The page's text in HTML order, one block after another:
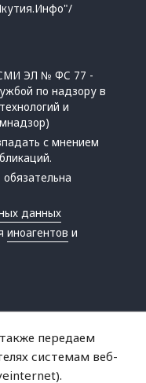
СМИ ЭЛ № ФС 77 -
по надзору в
и
с мнением
данных
иноагентов и
передаем
системам веб-